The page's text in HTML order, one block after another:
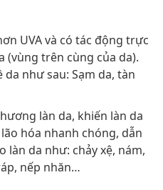
UVA và có tác động trực
(vùng trên cùng của da).
da như sau: Sạm da, tàn
làn da, khiến làn da
hóa nhanh chóng, dẫn
làn da như: chảy xệ, nám,
nếp nhăn…